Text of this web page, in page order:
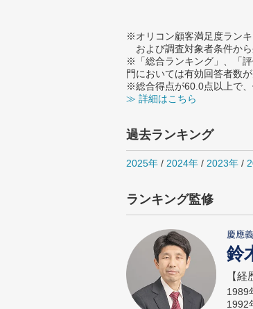
※オリコン顧客満足度ラン
および調査対象者条件から
※「総合ランキング」、「
門においては有効回答者数
※総合得点が60.0点以上で、
≫ 詳細はこちら
過去ランキング
2025年 / 2024年 / 2023年 /
ランキング監修
慶應
鈴
【経
1989
1992